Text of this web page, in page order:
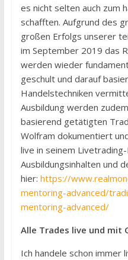
es nicht selten auch zum
schafften. Aufgrund des
großen Erfolgs unserer
im September 2019 das
werden wieder
geschult und darauf
Handelstechniken
Ausbildung werden
basierend getätigten
Wolfram dokumentiert
live in seinem
Ausbildungsinhalten und
hier: https://
mentoring-advanced/
mentoring-advanced/
Alle Trades live und mit
Ich handele schon immer